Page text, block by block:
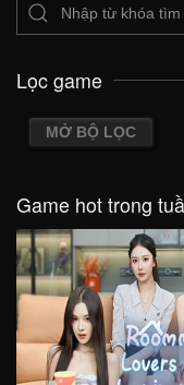
Lọc game
MỞ BỘ LỌC
Game hot trong